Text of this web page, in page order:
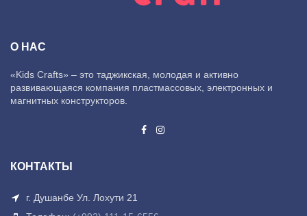
О НАС
«Kids Crafts» – это таджикская, молодая и активно
развивающаяся компания пластмассовых, электронных и
магнитных конструкторов.
КОНТАКТЫ
г. Душанбе Ул. Лохути 21